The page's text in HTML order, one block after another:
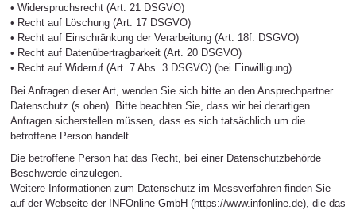
• Widerspruchsrecht (Art. 21 DSGVO)
• Recht auf Löschung (Art. 17 DSGVO)
• Recht auf Einschränkung der Verarbeitung (Art. 18f. DSGVO)
• Recht auf Datenübertragbarkeit (Art. 20 DSGVO)
• Recht auf Widerruf (Art. 7 Abs. 3 DSGVO) (bei Einwilligung)
Bei Anfragen dieser Art, wenden Sie sich bitte an den Ansprechpartner
Datenschutz (s.oben). Bitte beachten Sie, dass wir bei derartigen
Anfragen sicherstellen müssen, dass es sich tatsächlich um die
betroffene Person handelt.
Die betroffene Person hat das Recht, bei einer Datenschutzbehörde
Beschwerde einzulegen.
Weitere Informationen zum Datenschutz im Messverfahren finden Sie
auf der Webseite der INFOnline GmbH (https://www.infonline.de), die das